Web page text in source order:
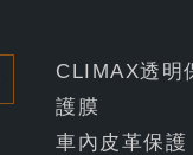
CLIMAX透明
護膜
車內皮革保護